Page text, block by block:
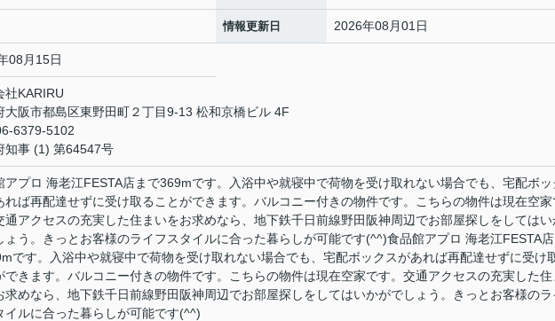
情報更新日 2026年08月01日
08月15日
社KARIRU
大阪市都島区東野田町２丁目9-13 松和京橋ビル 4F
6379-5102
知事 (1) 第64547号
アプロ 海老江FESTA店まで369mです。入浴中や就寝中で荷物を受け取れない場合でも、宅配ボッ
れば再配達せずに受け取ることができます。バルコニー付きの物件です。こちらの物件は現在空家
通アクセスの充実した住まいをお求めなら、地下鉄千日前線野田阪神周辺でお部屋探しをしてはい
ょう。きっとお客様のライフスタイルに合った暮らしが可能です(^^)食品館アプロ 海老江FESTA
です。入浴中や就寝中で荷物を受け取れない場合でも、宅配ボックスがあれば再配達せずに受け
できます。バルコニー付きの物件です。こちらの物件は現在空家です。交通アクセスの充実した住
求めなら、地下鉄千日前線野田阪神周辺でお部屋探しをしてはいかがでしょう。きっとお客様のラ
イルに合った暮らしが可能です(^^)